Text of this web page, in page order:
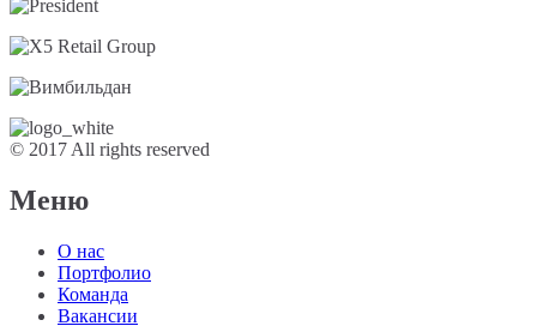
© 2017 All rights reserved
Меню
О нас
Портфолио
Команда
Вакансии